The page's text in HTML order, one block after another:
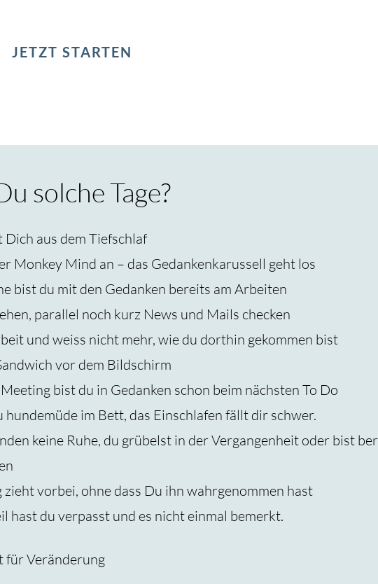
JETZT STARTEN
solche Tage?
aus dem Tiefschlaf
Monkey Mind an – das Gedankenkarussell geht los
bist du mit den Gedanken bereits am Arbeiten
parallel noch kurz News und Mails checken
und weiss nicht mehr, wie du dorthin gekommen bist
vor dem Bildschirm
bist du in Gedanken schon beim nächsten To Do
hundemüde im Bett, das Einschlafen fällt dir schwer.
keine Ruhe, du grübelst in der Vergangenheit oder bist
zieht vorbei, ohne dass Du ihn wahrgenommen hast
hast du verpasst und es nicht einmal bemerkt.
für Veränderung